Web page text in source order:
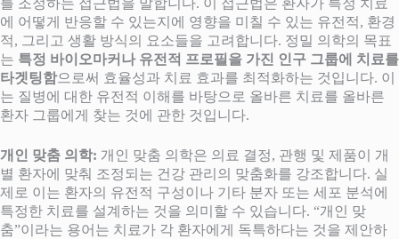
에 어떻게 반응할 수 있는지에 영향을 미칠 수 있는 유전적, 환경
적, 그리고 생활 방식의 요소들을 고려합니다. 정밀 의학의 목표
는 특정 바이오마커나 유전적 프로필을 가진 인구 그룹에 치료를
타겟팅함으로써 효율성과 치료 효과를 최적화하는 것입니다. 이
는 질병에 대한 유전적 이해를 바탕으로 올바른 치료를 올바른
환자 그룹에게 찾는 것에 관한 것입니다.
개인 맞춤 의학: 개인 맞춤 의학은 의료 결정, 관행 및 제품이 개
별 환자에 맞춰 조정되는 건강 관리의 맞춤화를 강조합니다. 실
제로 이는 환자의 유전적 구성이나 기타 분자 또는 세포 분석에
특정한 치료를 설계하는 것을 의미할 수 있습니다. “개인 맞
춤”이라는 용어는 치료가 각 환자에게 독특하다는 것을 제안하